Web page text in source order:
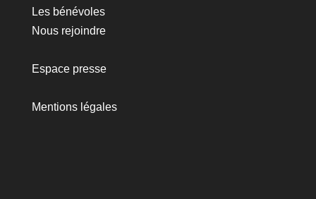
Les bénévoles
Nous rejoindre
Espace presse
Mentions légales